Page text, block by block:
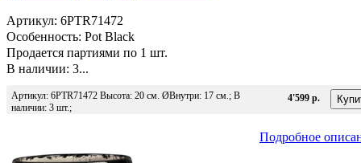
Артикул: 6PTR71472
Особенность: Pot Black
Продается партиями по 1 шт.
В наличии: 3...
Артикул: 6PTR71472 Высота: 20 см. ØВнутри: 17 см.; В
наличии: 3 шт.;
4'599 р.
Подробное